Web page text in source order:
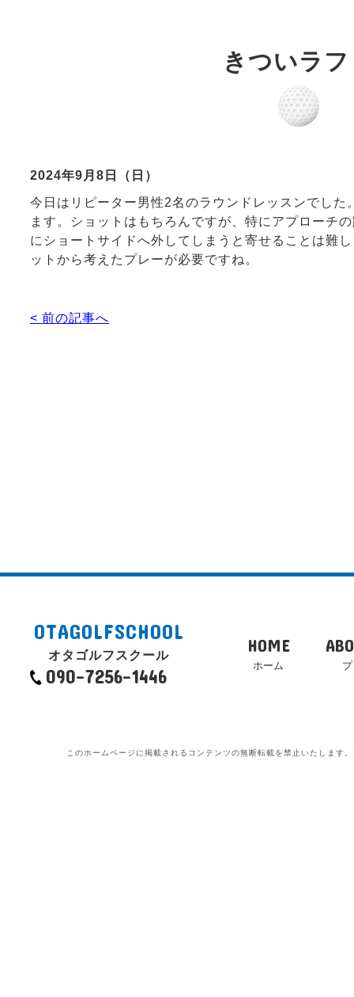
きついラ
2024年9月8日（日）
今日はリピーター男性2名のラウンドレッスンでした
ます。ショットはもちろんですが、特にアプローチ
にショートサイドへ外してしまうと寄せることは難
ットから考えたプレーが必要ですね。
< 前の記事へ
OTAGOLFSCHOOL
オタゴルフスクール
090-7256-1446
HOME
ホーム
このホームページに掲載されるコンテンツの無断転載を禁止いたします。